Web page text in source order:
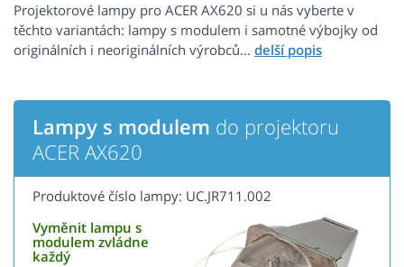
Projektorové lampy pro ACER AX620 si u nás vyberte v
těchto variantách: lampy s modulem i samotné výbojky od
originálních i neoriginálních výrobců...
Lampy s modulem do projektoru
ACER AX620
Produktové číslo lampy: UC.JR711.002
Vyměnit lampu s
modulem zvládne
každý